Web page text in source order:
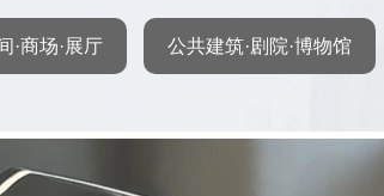
·商场·展厅 公共建筑·剧院·博物馆